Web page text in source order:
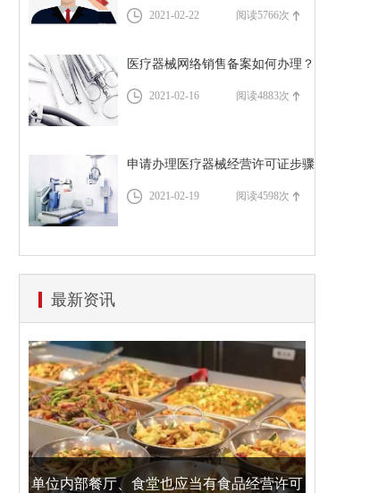
道路运输许可证办理流程 税务服务
2021-02-22 阅读5766次
医疗器械网络销售备案如何办理？
2021-02-16 阅读4883次
申请办理医疗器械经营许可证步骤
2021-02-19 阅读4598次
最新资讯
单位内部餐厅、食堂也应当有食品经营许可